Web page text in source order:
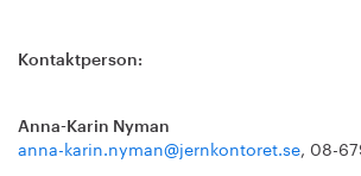
Kontaktperson:
Anna-Karin Nyman
anna-karin.nyman@jernkontoret.se, 08-